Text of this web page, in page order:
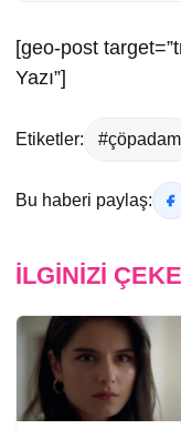
[geo-post
Yazı”]
Etiketler: #çöpadam
Bu haberi paylaş:
İLGINIZI